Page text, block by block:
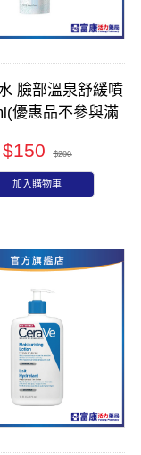
臉部溫泉舒緩噴
優惠品不參與滿
$150 $200
加入購物車